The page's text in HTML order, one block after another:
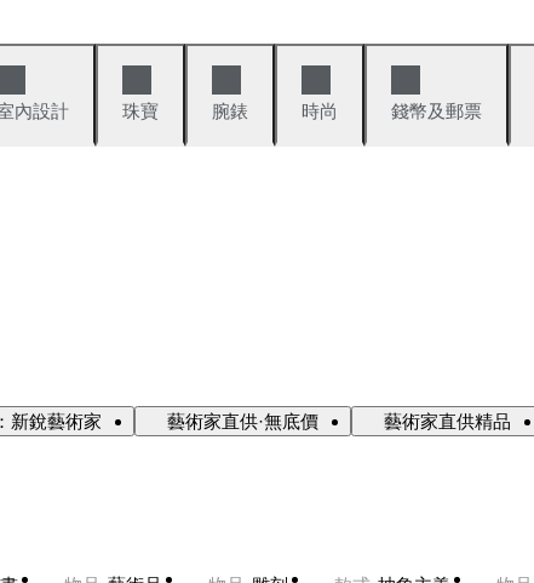
內設計 珠寶 腕錶 時尚 錢幣及郵票
新銳藝術家 藝術家直供·無底價 藝術家直供精品